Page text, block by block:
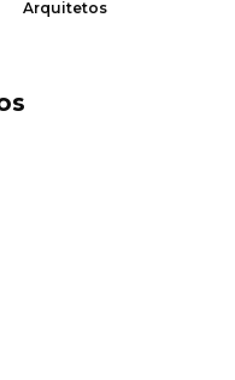
Arquitetos